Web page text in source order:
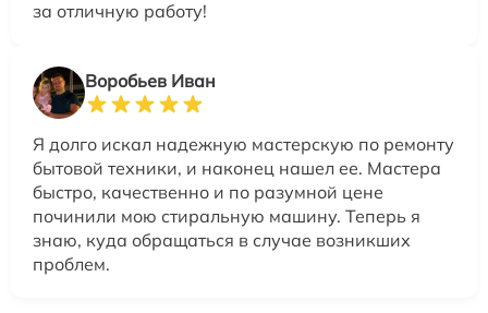
за отличную работу!
Воробьев Иван
Я долго искал надежную мастерскую по ремонту
бытовой техники, и наконец нашел ее. Мастера
быстро, качественно и по разумной цене
починили мою стиральную машину. Теперь я
знаю, куда обращаться в случае возникших
проблем.